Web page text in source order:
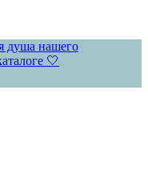
душа нашего
🤍